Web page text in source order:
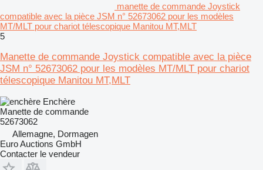
manette de commande Joystick
compatible avec la pièce JSM n° 52673062 pour les modèles
MT/MLT pour chariot télescopique Manitou MT,MLT
5
Manette de commande Joystick compatible avec la pièce
JSM n° 52673062 pour les modèles MT/MLT pour chariot
télescopique Manitou MT,MLT
Enchère
Manette de commande
52673062
Allemagne, Dormagen
Euro Auctions GmbH
Contacter le vendeur